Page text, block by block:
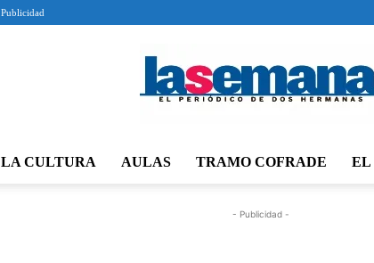
Publicidad
LA CULTURA AULAS TRAMO COFRADE EL
- Publicidad -